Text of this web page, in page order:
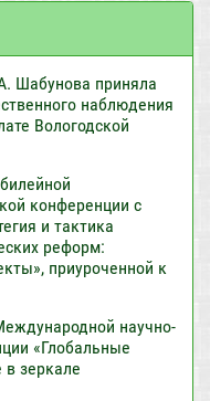
Шабунова приняла
наблюдения
Вологодской
конференции с
и тактика
реформ:
приуроченной к
научно-
«Глобальные
зеркале